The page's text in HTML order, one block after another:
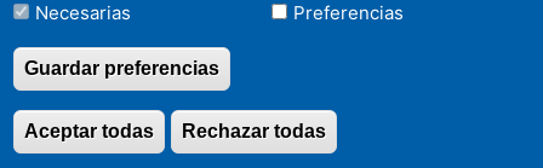
Funding entities
©Copyright 2026 Todos los derechos
reservados
Necesarias Preferencias
Guardar preferencias
Rechazar todas
Aceptar todas